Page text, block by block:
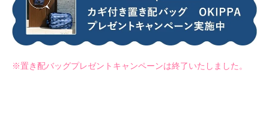
※置き配バッグプレゼントキャンペーンは終了いたしました。